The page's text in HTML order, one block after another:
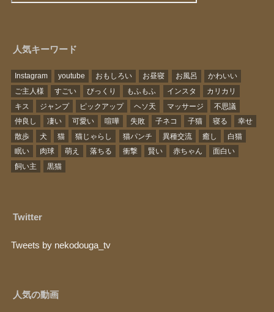
人気キーワード
Instagram youtube おもしろい お昼寝 お風呂
かわいい
ご主人様
すごい びっくり もふもふ インスタ
カリカリ
キス
ジャンプ ピックアップ ヘソ天 マッサージ
不思議
仲良し
凄い 可愛い 喧嘩 失敗 子ネコ 子猫 寝る
幸せ
散歩
犬 猫 猫じゃらし 猫パンチ 異種交流 癒し
白猫
眠い
肉球 萌え 落ちる 衝撃 賢い 赤ちゃん
面白い
飼い主
黒猫
Twitter
Tweets by nekodouga_tv
人気の動画